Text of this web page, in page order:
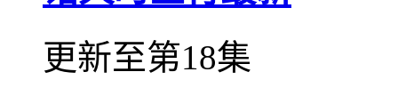
更新至第18集